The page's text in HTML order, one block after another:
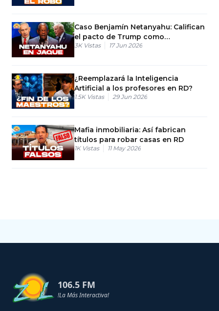
Caso Benjamín Netanyahu: Califican
el pacto de Trump como
humillación
3K Vistas 17 Jun 2026
¿Reemplazará la Inteligencia
Artificial a los profesores en RD?
1.5K Vistas 29 Jun 2026
Mafia inmobiliaria: Así fabrican
títulos para robar casas en RD
1K Vistas 11 May 2026
106.5 FM
!La Más Interactiva!